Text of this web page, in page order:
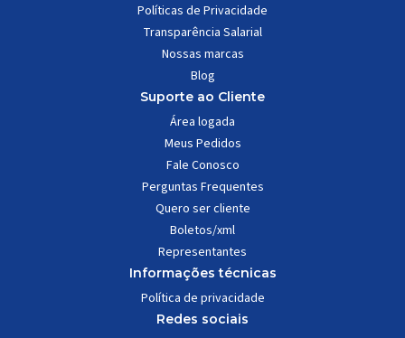
Políticas de Privacidade
Transparência Salarial
Nossas marcas
Blog
Suporte ao Cliente
Área logada
Meus Pedidos
Fale Conosco
Perguntas Frequentes
Quero ser cliente
Boletos/xml
Representantes
Informações técnicas
Política de privacidade
Redes sociais